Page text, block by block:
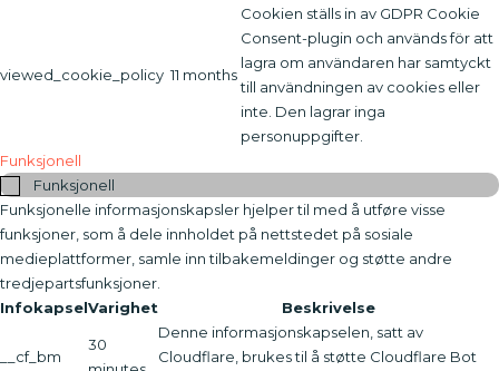
viewed_cookie_policy 11 months
Cookien ställs in av GDPR Cookie
Consent-plugin och används för att
lagra om användaren har samtyckt
till användningen av cookies eller
inte. Den lagrar inga
personuppgifter.
Funksjonell
Funksjonell
Funksjonelle informasjonskapsler hjelper til med å utføre visse
funksjoner, som å dele innholdet på nettstedet på sosiale
medieplattformer, samle inn tilbakemeldinger og støtte andre
tredjepartsfunksjoner.
InfokapselVarighet Beskrivelse
__cf_bm
30
Denne informasjonskapselen, satt av
Cloudflare, brukes til å støtte Cloudflare Bot